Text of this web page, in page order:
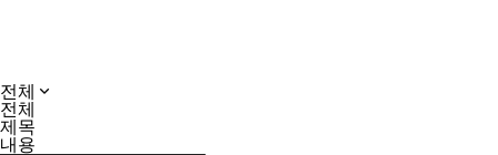
전체
전체
제목
내용